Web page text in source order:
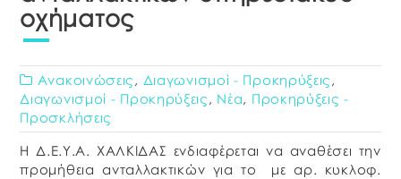
οχήματος
Ανακοινώσεις , Διαγωνισμοί - Προκηρύξεις ,
Διαγωνισμοί - Προκηρύξεις , Νέα, Προκηρύξεις -
Προσκλήσεις
Η Δ.Ε.Υ.Α. ΧΑΛΚΙΔΑΣ ενδιαφέρεται να αναθέσει την
προμήθεια ανταλλακτικών για το με αρ. κυκλοφ.